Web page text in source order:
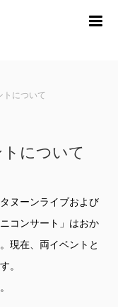
トについて
について
ヌーンライブおよび
コンサート」はおか
現在、両イベントと
。